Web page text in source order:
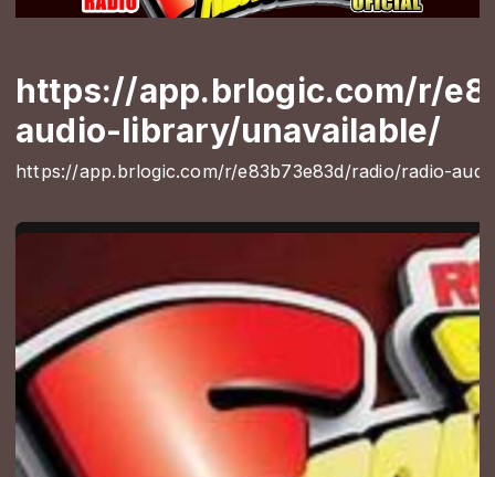
https://app.brlogic.com/r/
audio-library/unavailable/
https://app.brlogic.com/r/e83b73e83d/radio/radio-